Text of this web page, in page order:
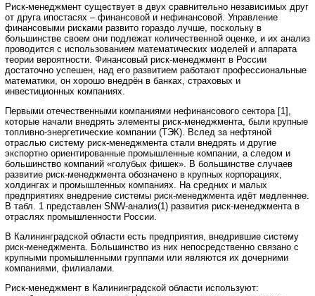
Риск-менеджмент существует в двух сравнительно независимых друг
от друга ипостасях – финансовой и нефинансовой. Управление
финансовыми рисками развито гораздо лучше, поскольку в
большинстве своем они подлежат количественной оценке, и их анализ
проводится с использованием математических моделей и аппарата
теории вероятности. Финансовый риск-менеджмент в России
достаточно успешен, над его развитием работают профессиональные
математики, он хорошо внедрён в банках, страховых и
инвестиционных компаниях.
Первыми отечественными компаниями нефинансового сектора [1],
которые начали внедрять элементы риск-менеджмента, были крупные
топливно-энергетические компании (ТЭК). Вслед за нефтяной
отраслью систему риск-менеджмента стали внедрять и другие
экспортно ориентированные промышленные компании, а следом и
большинство компаний «голубых фишек». В большинстве случаев
развитие риск-менеджмента обозначено в крупных корпорациях,
холдингах и промышленных компаниях. На средних и малых
предприятиях внедрение системы риск-менеджмента идёт медленнее.
В табл. 1 представлен SNW-анализ(1) развития риск-менеджмента в
отраслях промышленности России.
В Калининградской области есть предприятия, внедрившие систему
риск-менеджмента. Большинство из них непосредственно связано с
крупными промышленными группами или являются их дочерними
компаниями, филиалами.
Риск-менеджмент в Калининградской области используют: